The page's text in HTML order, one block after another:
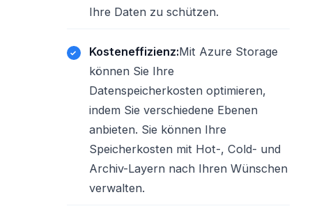
Ihre Daten zu schützen.
Kosteneffizienz:Mit Azure Storage
können Sie Ihre
Datenspeicherkosten optimieren,
indem Sie verschiedene Ebenen
anbieten. Sie können Ihre
Speicherkosten mit Hot-, Cold- und
Archiv-Layern nach Ihren Wünschen
verwalten.